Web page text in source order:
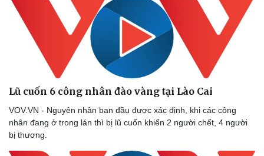
Lũ cuốn 6 công nhân đào vàng tại Lào Cai
VOV.VN - Nguyên nhân ban đầu được xác định, khi các công
nhân đang ở trong lán thì bị lũ cuốn khiến 2 người chết, 4 người
bị thương.